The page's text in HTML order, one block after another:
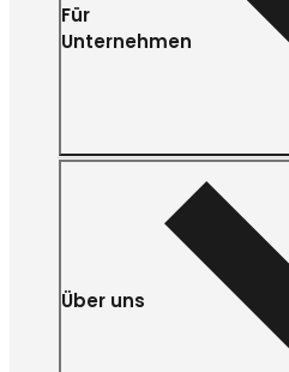
Für
Unternehmen
Über uns